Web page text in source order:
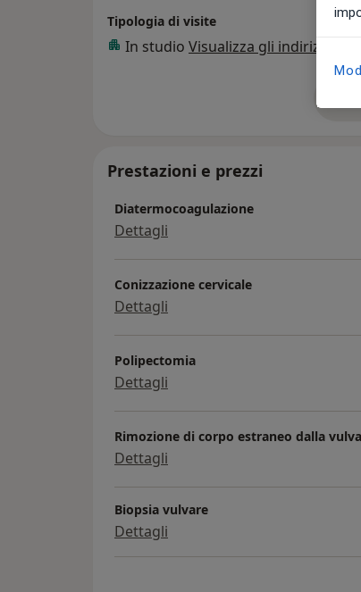
Tipologia di visite
In studio Visualizza gli indirizzi (1)
Prestazioni e prezzi
Diatermocoagulazione
Dettagli
Conizzazione cervicale
Dettagli
Polipectomia
Dettagli
Rimozione di corpo estraneo dalla vulva
Dettagli
Biopsia vulvare
Dettagli